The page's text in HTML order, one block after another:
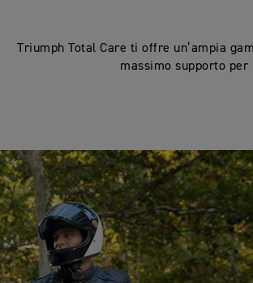
Triumph Total Care ti offre un’ampia
massimo supporto